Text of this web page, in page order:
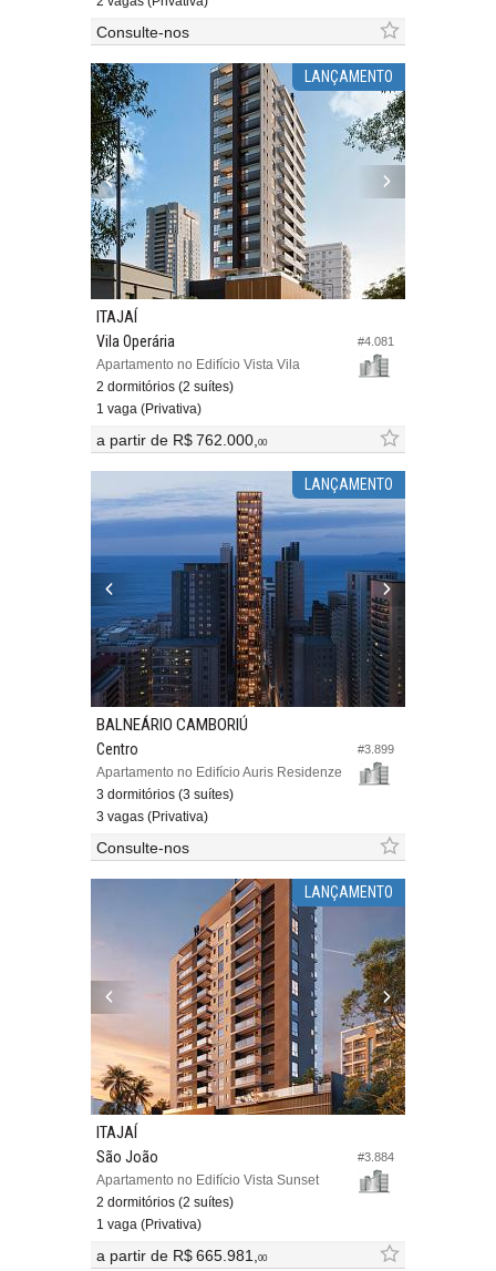
Consulte-nos
LANÇAMENTO
#4.081
ITAJAÍ
Vila Operária
Apartamento no Edifício Vista Vila
2 dormitórios (2 suítes)
1 vaga (Privativa)
a partir de R$ 762.000,00
LANÇAMENTO
#3.899
BALNEÁRIO CAMBORIÚ
Centro
Apartamento no Edifício Auris Residenze
3 dormitórios (3 suítes)
3 vagas (Privativa)
Consulte-nos
LANÇAMENTO
#3.884
ITAJAÍ
São João
Apartamento no Edifício Vista Sunset
2 dormitórios (2 suítes)
1 vaga (Privativa)
a partir de R$ 665.981,00